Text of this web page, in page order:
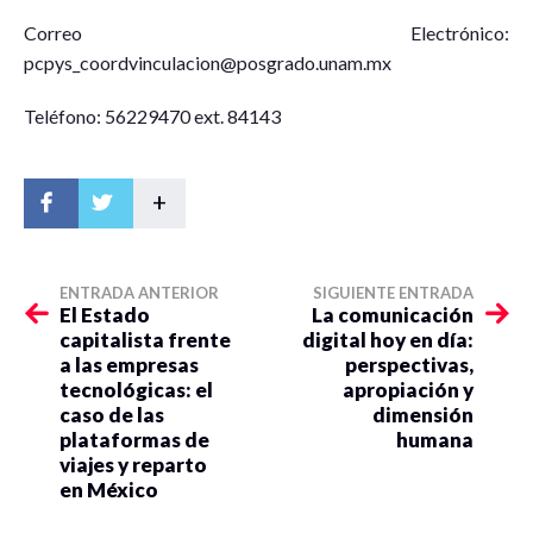
Correo Electrónico:
pcpys_coordvinculacion@posgrado.unam.mx
Teléfono: 56229470 ext. 84143
+
ENTRADA ANTERIOR
El Estado
capitalista frente
a las empresas
tecnológicas: el
caso de las
plataformas de
viajes y reparto
en México
SIGUIENTE ENTRADA
La comunicación
digital hoy en día:
perspectivas,
apropiación y
dimensión
humana